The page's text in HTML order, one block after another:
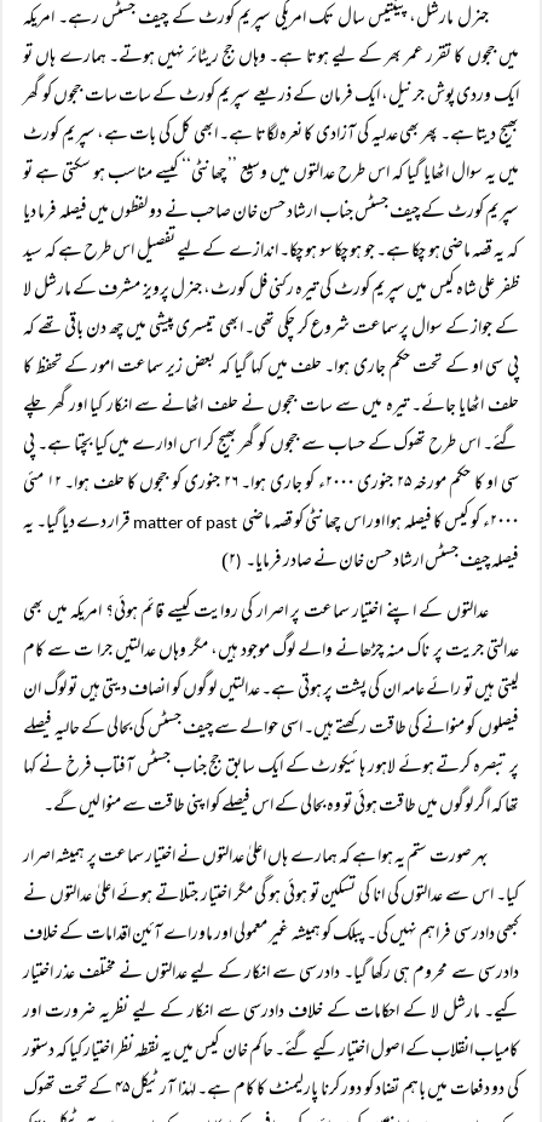
جنرل مارشل، پینتیس سال تک امریکی سپریم کورٹ کے چیف جسٹس رہے۔ امریکہ
میں ججوں کا تقرر عمر بھر کے لیے ہوتا ہے۔ وہاں جج ریٹائر نہیں ہوتے۔ ہمارے ہاں تو
ایک وردی پوش جرنیل، ایک فرمان کے ذریعے سپریم کورٹ کے سات سات ججوں کو گھر
بھیج دیتا ہے۔ پھر بھی عدلیہ کی آزادی کا نعرہ لگاتا ہے۔ ابھی کل کی بات ہے، سپریم کورٹ
میں یہ سوال اٹھایا گیا کہ اس طرح عدالتوں میں وسیع ’’چھانٹی‘‘ کیسے مناسب ہو سکتی ہے تو
سپریم کورٹ کے چیف جسٹس جناب ارشاد حسن خان صاحب نے دو لفظوں میں فیصلہ فرما دیا
کہ یہ قصہ ماضی ہو چکا ہے۔ جو ہو چکا سو ہو چکا۔ اندازے کے لیے تفصیل اس طرح ہے کہ سید
ظفر علی شاہ کیس میں سپریم کورٹ کی تیرہ رکنی فل کورٹ، جنرل پرویز مشرف کے مارشل لا
کے جواز کے سوال پر سماعت شروع کر چکی تھی۔ ابھی تیسری پیشی میں چھ دن باقی تھے کہ
پی سی او کے تحت حکم جاری ہوا۔ حلف میں کہا گیا کہ بعض زیر سماعت امور کے تحفظ کا
حلف اٹھایا جائے۔ تیرہ میں سے سات ججوں نے حلف اٹھانے سے انکار کیا اور گھر چلے
گئے۔ اس طرح تھوک کے حساب سے ججوں کو گھر بھیج کر اس ادارے میں کیا بچتا ہے۔ پی
سی او کا حکم مورخہ ۲۵ جنوری ۲۰۰۰ء کو جاری ہوا۔ ۲۶ جنوری کو ججوں کا حلف ہوا۔ ۱۲ مئی
۲۰۰۰ء کو کیس کا فیصلہ ہوا اور اس چھانٹی کو قصہ ماضی
قرار دے دیا گیا۔ یہ
فیصلہ چیف جسٹس ارشاد حسن خان نے صادر فرمایا۔ (۲)
عدالتوں کے اپنے اختیار سماعت پر اصرار کی روایت کیسے قائم ہوئی؟ امریکہ میں بھی
عدالتی جریت پر ناک منہ چڑھانے والے لوگ موجود ہیں، مگر وہاں عدالتیں جرا ت سے کام
لیتی ہیں تو رائے عامہ ان کی پشت پر ہوتی ہے۔ عدالتیں لوگوں کو انصاف دیتی ہیں تو لوگ ان
فیصلوں کو منوانے کی طاقت رکھتے ہیں۔ اسی حوالے سے چیف جسٹس کی بحالی کے حالیہ فیصلے
پر تبصرہ کرتے ہوئے لاہور ہائیکورٹ کے ایک سابق جج جناب جسٹس آفتاب فرخ نے کہا
تھا کہ اگر لوگوں میں طاقت ہوئی تو وہ بحالی کے اس فیصلے کو اپنی طاقت سے منوا لیں گے۔
بہر صورت ستم یہ ہوا ہے کہ ہمارے ہاں اعلیٰ عدالتوں نے اختیار سماعت پر ہمیشہ اصرار
کیا۔ اس سے عدالتوں کی انا کی تسکین تو ہوئی ہو گی مگر اختیار جتلاتے ہوئے اعلیٰ عدالتوں نے
کبھی دادرسی فراہم نہیں کی۔ پبلک کو ہمیشہ غیر معمولی اور ماوراے آئین اقدامات کے خلاف
دادرسی سے محروم ہی رکھا گیا۔ دادرسی سے انکار کے لیے عدالتوں نے مختلف عذر اختیار
کیے۔ مارشل لا کے احکامات کے خلاف دادرسی سے انکار کے لیے نظریہ ضرورت اور
کامیاب انقلاب کے اصول اختیار کیے گئے۔ حاکم خان کیس میں یہ نقطہ نظر اختیار کیا کہ دستور
کی دو دفعات میں باہم تضاد کو دور کرنا پارلیمنٹ کا کام ہے۔ لہٰذا آرٹیکل ۴۵ کے تحت تھوک